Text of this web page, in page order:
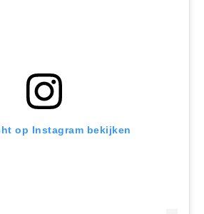
op Instagram bekijken